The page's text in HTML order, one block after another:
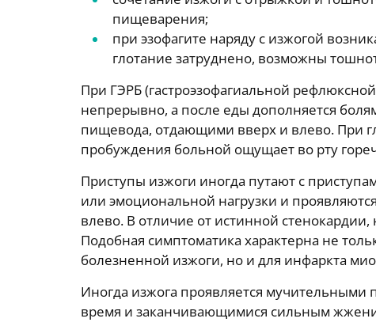
пищеварения;
при эзофагите наряду с изжогой
глотание затруднено, возможны
При ГЭРБ (гастроэзофагиальной
непрерывно, а после еды дополняется
пищевода, отдающими вверх и влево. При
пробуждения больной ощущает во рту
Приступы изжоги иногда путают с
или эмоциональной нагрузки и
влево. В отличие от истинной
Подобная симптоматика характерна не
болезненной изжоги, но и для инфаркта
Иногда изжога проявляется
время и заканчивающимися сильным